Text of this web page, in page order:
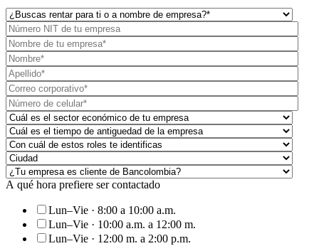
A qué hora prefiere ser contactado
Lun–Vie · 8:00 a 10:00 a.m.
Lun–Vie · 10:00 a.m. a 12:00 m.
Lun–Vie · 12:00 m. a 2:00 p.m.